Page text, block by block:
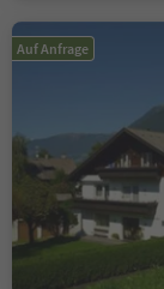
Auf Anfrage